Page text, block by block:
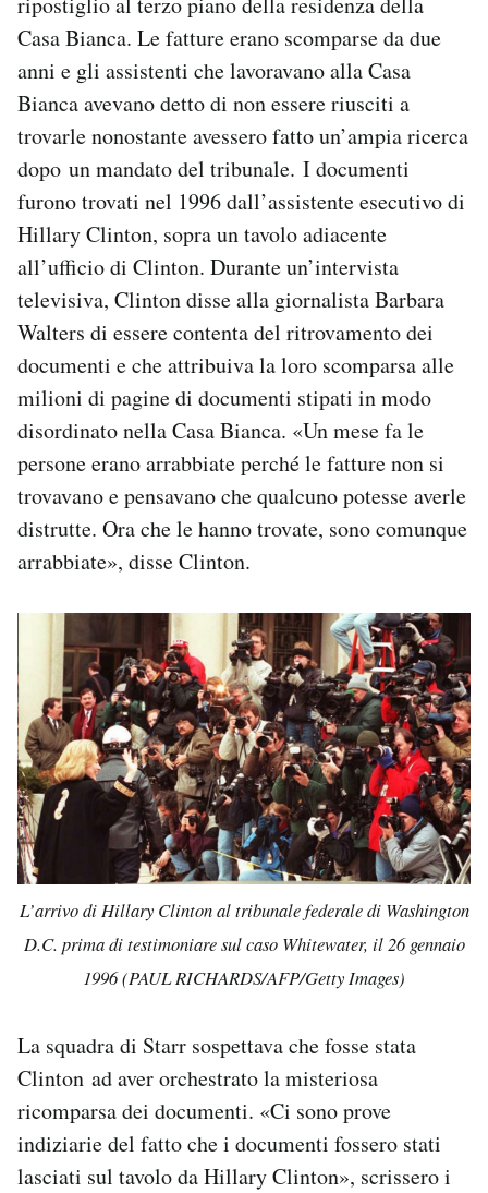
Casa Bianca. Le fatture erano scomparse da due
anni e gli assistenti che lavoravano alla Casa
Bianca avevano detto di non essere riusciti a
trovarle nonostante avessero fatto un’ampia ricerca
dopo un mandato del tribunale. I documenti
furono trovati nel 1996 dall’assistente esecutivo di
Hillary Clinton, sopra un tavolo adiacente
all’ufficio di Clinton. Durante un’intervista
televisiva, Clinton disse alla giornalista Barbara
Walters di essere contenta del ritrovamento dei
documenti e che attribuiva la loro scomparsa alle
milioni di pagine di documenti stipati in modo
disordinato nella Casa Bianca. «Un mese fa le
persone erano arrabbiate perché le fatture non si
trovavano e pensavano che qualcuno potesse averle
distrutte. Ora che le hanno trovate, sono comunque
arrabbiate», disse Clinton.
L’arrivo di Hillary Clinton al tribunale federale di Washington
D.C. prima di testimoniare sul caso Whitewater, il 26 gennaio
1996 (PAUL RICHARDS/AFP/Getty Images)
La squadra di Starr sospettava che fosse stata
Clinton ad aver orchestrato la misteriosa
ricomparsa dei documenti. «Ci sono prove
indiziarie del fatto che i documenti fossero stati
lasciati sul tavolo da Hillary Clinton», scrissero i